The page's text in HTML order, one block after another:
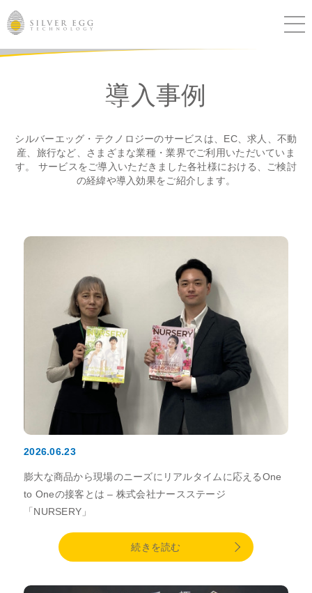
課題別ソリューション
導入事例
資料ダウンロード
導入事例
シルバーエッグ・テクノロジーのサービスは、EC、求人、不動
産、旅行など、さまざまな業種・業界でご利用いただいていま
す。 サービスをご導入いただきました各社様における、ご検討
の経緯や導入効果をご紹介します。
2026.06.23
膨大な商品から現場のニーズにリアルタイムに応えるOne
to Oneの接客とは – 株式会社ナースステージ
「NURSERY」
続きを読む